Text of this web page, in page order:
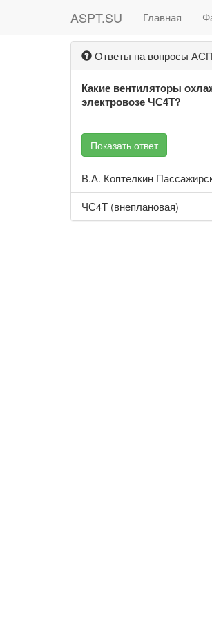
ASPT.SU Главная
Ответы на вопросы
Какие вентиляторы
электровозе ЧС4Т?
Показать ответ
В.А. Коптелкин
ЧС4Т (внеплановая)